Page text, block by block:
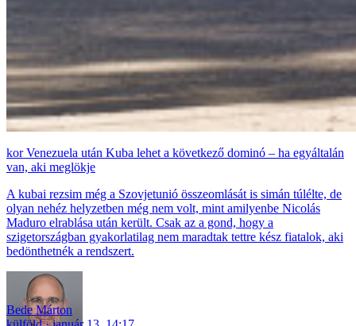
Venezuela után Kuba lehet a következő dominó – ha egyáltalán
van, aki meglökje
A kubai rezsim még a Szovjetunió összeomlását is simán túlélte, de
olyan nehéz helyzetben még nem volt, mint amilyenbe Nicolás
Maduro elrablása után került. Csak az a gond, hogy a
szigetországban gyakorlatilag nem maradtak tettre kész fiatalok, aki
bedönthetnék a rendszert.
Bede Márton